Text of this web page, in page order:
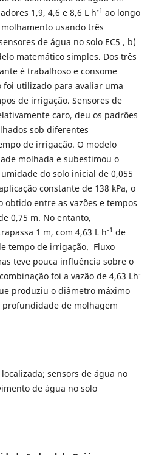
1,9, 4,6 e 8,6 L h-1 ao longo
usando três
de água no solo EC5 , b)
matemático simples. Dos três
é trabalhoso e consome
foi utilizado para avaliar uma
de irrigação. Sensores de
caro, deu os padrões
sob diferentes
de irrigação. O modelo
molhada e subestimou o
do solo inicial de 0,055
constante de 138 kPa, o
entre as vazões e tempos
0,75 m. No entanto,
1 m, com 4,63 L h-1 de
tempo de irrigação. Fluxo
teve pouca influência sobre o
foi a vazão de 4,63 Lh-
produziu o diâmetro máximo
de molhagem
sensors de água no
de água no solo